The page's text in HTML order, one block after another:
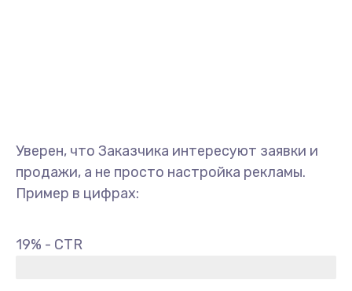
Уверен, что Заказчика интересуют заявки и
продажи, а не просто настройка рекламы.
Пример в цифрах:
19% - CTR